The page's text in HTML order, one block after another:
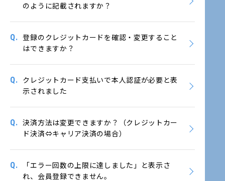
のように記載されますか？
Q.
登録のクレジットカードを確認・変更すること
はできますか？
Q.
クレジットカード支払いで本人認証が必要と表
示されました
Q.
決済方法は変更できますか？（クレジットカー
ド決済⇔キャリア決済の場合）
Q.
「エラー回数の上限に達しました」と表示さ
れ、会員登録できません。